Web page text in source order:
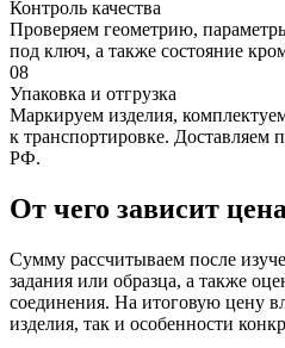
Контроль качества
Проверяем геометрию,
под ключ, а также состояние
08
Упаковка и отгрузка
Маркируем изделия,
к транспортировке.
РФ.
От чего зависит
Сумму рассчитываем после
задания или образца, а также
соединения. На итоговую цену
изделия, так и особенности